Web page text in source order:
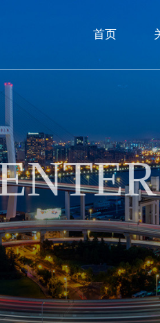
首页